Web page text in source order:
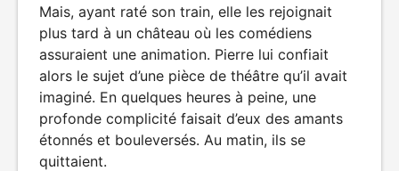
Mais, ayant raté son train, elle les rejoignait
plus tard à un château où les comédiens
assuraient une animation. Pierre lui confiait
alors le sujet d’une pièce de théâtre qu’il avait
imaginé. En quelques heures à peine, une
profonde complicité faisait d’eux des amants
étonnés et bouleversés. Au matin, ils se
quittaient.